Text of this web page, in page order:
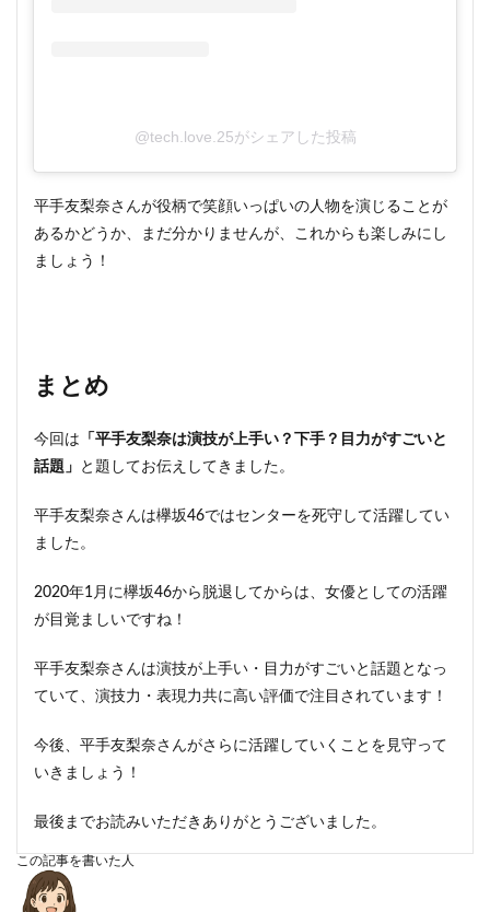
@tech.love.25がシェアした投稿
平手友梨奈さんが役柄で笑顔いっぱいの人物を演じることが
あるかどうか、まだ分かりませんが、これからも楽しみにし
ましょう！
まとめ
今回は 「平手友梨奈は演技が上手い？下手？目力がすごいと
話題」
と題してお伝えしてきました。
平手友梨奈さんは欅坂46ではセンターを死守して活躍してい
ました。
2020年1月に欅坂46から脱退してからは、女優としての活躍
が目覚ましいですね！
平手友梨奈さんは演技が上手い・目力がすごいと話題となっ
ていて、演技力・表現力共に高い評価で注目されています！
今後、平手友梨奈さんがさらに活躍していくことを見守って
いきましょう！
最後までお読みいただきありがとうございました。
この記事を書いた人